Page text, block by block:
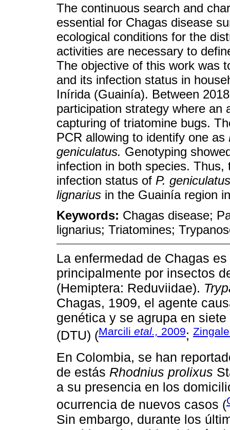
The continuous search and
essential for Chagas disease
ecological conditions for the
activities are necessary to
The objective of this work was
and its infection status in
Inírida (Guainía). Between
participation strategy where an
capturing of triatomine bugs.
PCR allowing to identify one as
geniculatus. Genotyping
infection in both species.
infection status of P. geniculatus
lignarius in the Guainía region
Keywords: Chagas disease;
lignarius; Triatomines;
La enfermedad de Chagas
principalmente por insectos
(Hemiptera: Reduviidae).
Chagas, 1909, el agente
genética y se agrupa en
(DTU) (Marcili etal., 2009;
En Colombia, se han
de estás Rhodnius prolixus
a su presencia en los
ocurrencia de nuevos casos (
Sin embargo, durante los